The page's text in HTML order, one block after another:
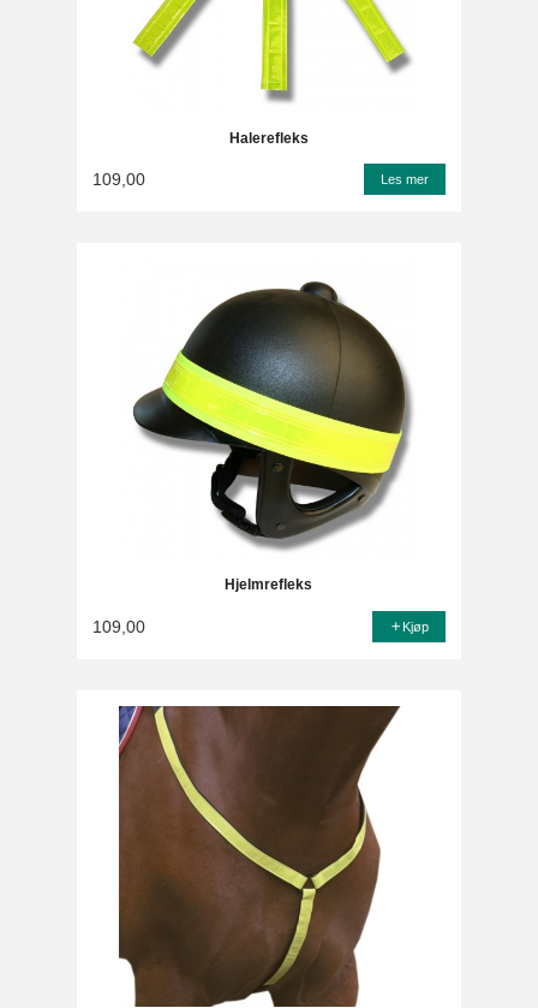
Halerefleks
109,00 Les mer
Hjelmrefleks
109,00 Kjøp